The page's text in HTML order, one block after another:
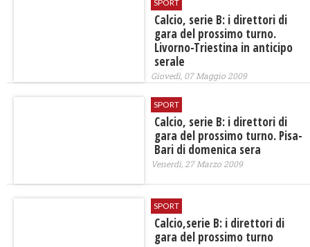
SPORT
Calcio, serie B: i direttori di
gara del prossimo turno.
Livorno-Triestina in anticipo
serale
Giovedì, 07 Maggio 2009
SPORT
Calcio, serie B: i direttori di
gara del prossimo turno. Pisa-
Bari di domenica sera
Venerdì, 27 Marzo 2009
SPORT
Calcio,serie B: i direttori di
gara del prossimo turno